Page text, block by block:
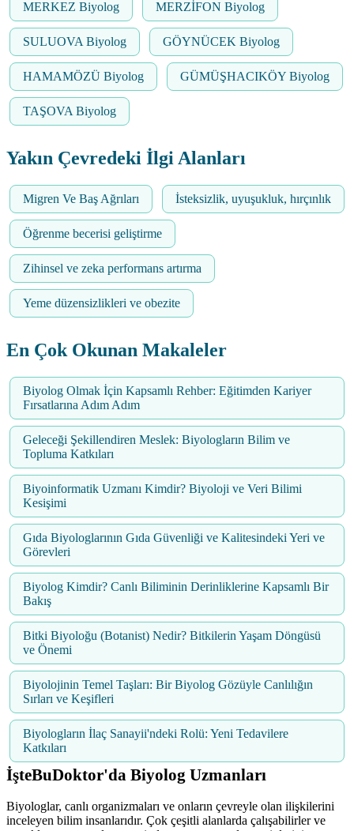
MERKEZ Biyolog MERZİFON Biyolog
SULUOVA Biyolog GÖYNÜCEK Biyolog
HAMAMÖZÜ Biyolog GÜMÜŞHACIKÖY Biyolog
TAŞOVA Biyolog
Yakın Çevredeki İlgi Alanları
Migren Ve Baş Ağrıları İsteksizlik, uyuşukluk, hırçınlık
Öğrenme becerisi geliştirme
Zihinsel ve zeka performans artırma
Yeme düzensizlikleri ve obezite
En Çok Okunan Makaleler
Biyolog Olmak İçin Kapsamlı Rehber: Eğitimden Kariyer
Fırsatlarına Adım Adım
Geleceği Şekillendiren Meslek: Biyologların Bilim ve
Topluma Katkıları
Biyoinformatik Uzmanı Kimdir? Biyoloji ve Veri Bilimi
Kesişimi
Gıda Biyologlarının Gıda Güvenliği ve Kalitesindeki Yeri ve
Görevleri
Biyolog Kimdir? Canlı Biliminin Derinliklerine Kapsamlı Bir
Bakış
Bitki Biyoloğu (Botanist) Nedir? Bitkilerin Yaşam Döngüsü
ve Önemi
Biyolojinin Temel Taşları: Bir Biyolog Gözüyle Canlılığın
Sırları ve Keşifleri
Biyologların İlaç Sanayii'ndeki Rolü: Yeni Tedavilere
Katkıları
İşteBuDoktor'da Biyolog Uzmanları
Biyologlar, canlı organizmaları ve onların çevreyle olan ilişkilerini
inceleyen bilim insanlarıdır. Çok çeşitli alanlarda çalışabilirler ve